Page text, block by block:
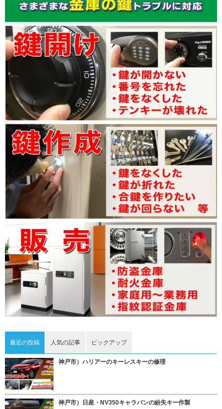
最近の投稿 人気の記事 ピックアップ
神戸市）ハリアーのキーレスキーの修理
神戸市）日産・NV350キャラバンの紛失キー作製